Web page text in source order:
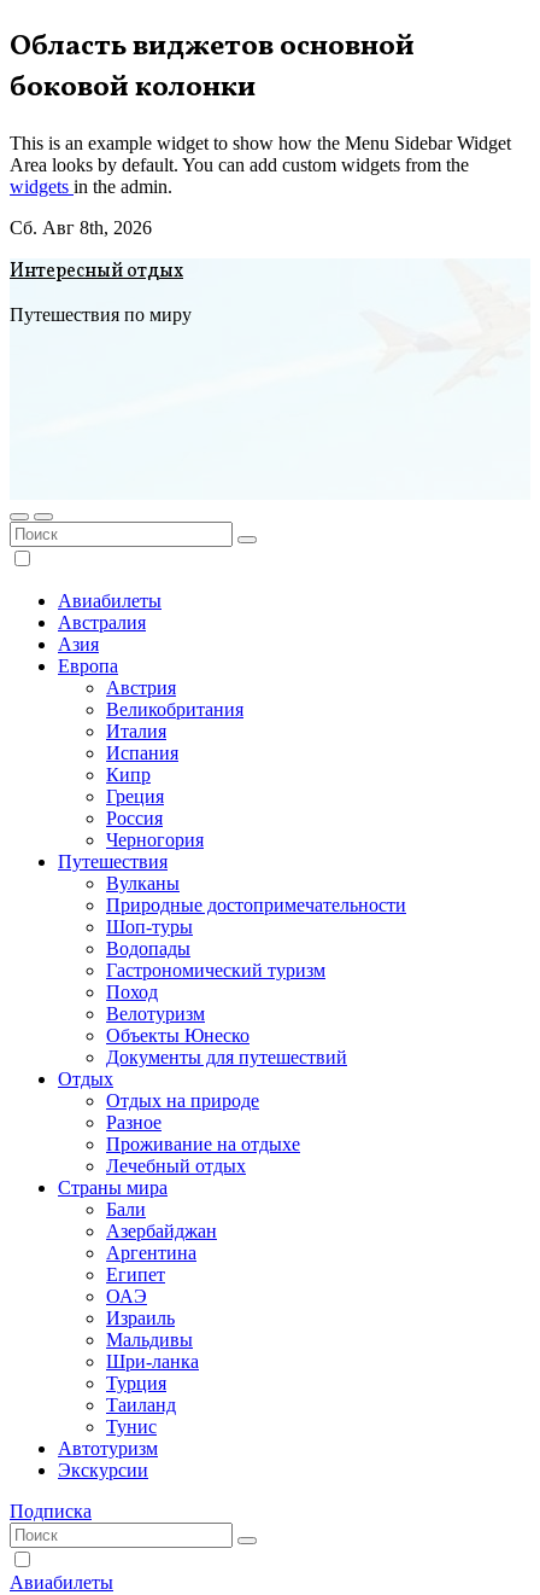
Перейти
к
содержимому
Область виджетов основной
боковой колонки
This is an example widget to show how the Menu Sidebar Widget
Area looks by default. You can add custom widgets from the
widgets in the admin.
Сб. Авг 8th, 2026
Интересный отдых
Путешествия по миру
Авиабилеты
Австралия
Азия
Европа
Австрия
Великобритания
Италия
Испания
Кипр
Греция
Россия
Черногория
Путешествия
Вулканы
Природные достопримечательности
Шоп-туры
Водопады
Гастрономический туризм
Поход
Велотуризм
Объекты Юнеско
Документы для путешествий
Отдых
Отдых на природе
Разное
Проживание на отдыхе
Лечебный отдых
Страны мира
Бали
Азербайджан
Аргентина
Египет
ОАЭ
Израиль
Мальдивы
Шри-ланка
Турция
Таиланд
Тунис
Автотуризм
Экскурсии
Подписка
Авиабилеты